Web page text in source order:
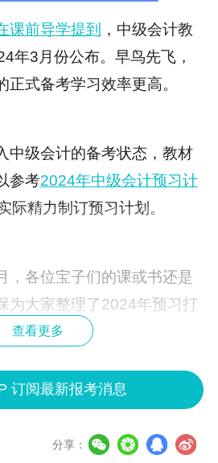
课前导学提到
，中级会计教
年3月份公布。早鸟先飞，
式备考学习效率更高。
中级会计的备考状态，教材
参考2024年中级会计预习计
际精力制订预习计划。
，各位宝子们的课或书还是
为大家整理了2024年预习打
查看更多
订阅最新报考消息
分享：